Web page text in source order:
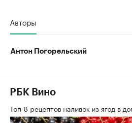
Авторы
Антон Погорельский
РБК Вино
Топ-8 рецептов наливок из ягод в